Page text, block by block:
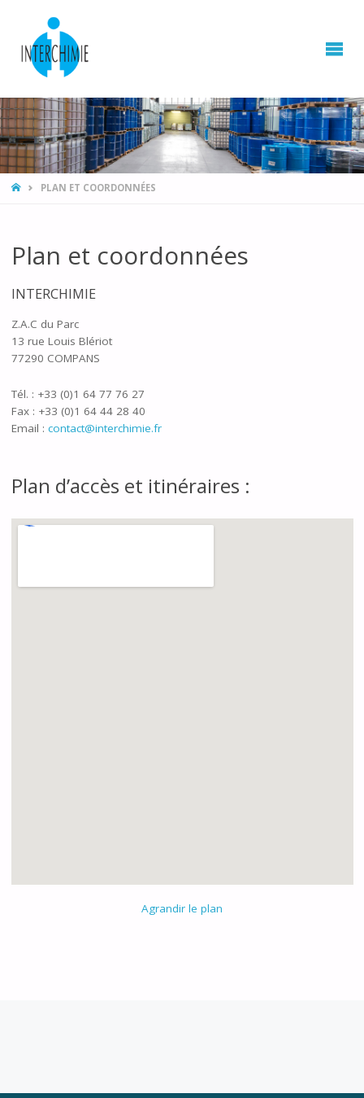
HOMEPLAN ET COORDONNÉES
Plan et coordonnées
INTERCHIMIE
Z.A.C du Parc
13 rue Louis Blériot
77290 COMPANS
Tél. : +33 (0)1 64 77 76 27
Fax : +33 (0)1 64 44 28 40
Email : contact@interchimie.fr
Plan d’accès et itinéraires :
Agrandir le plan